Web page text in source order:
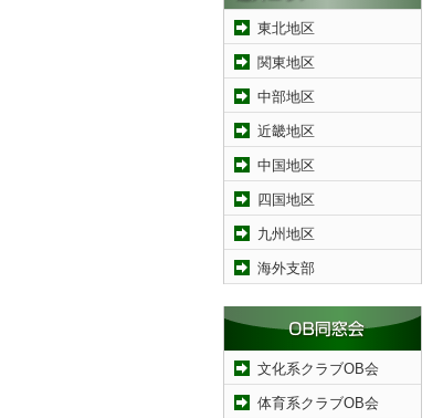
東北地区
関東地区
中部地区
近畿地区
中国地区
四国地区
九州地区
海外支部
文化系クラブOB会
体育系クラブOB会